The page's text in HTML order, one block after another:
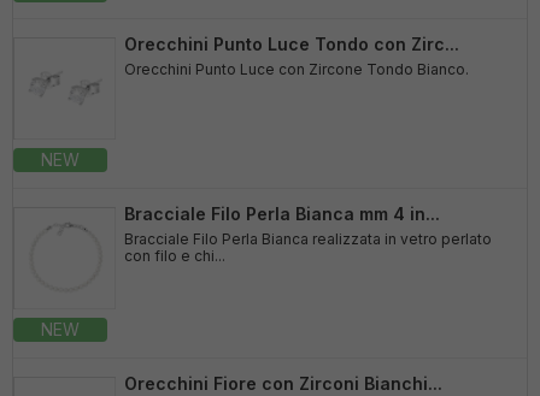
NEW
Orecchini Punto Luce Tondo con Zirc...
Orecchini Punto Luce con Zircone Tondo Bianco.
NEW
Bracciale Filo Perla Bianca mm 4 in...
Bracciale Filo Perla Bianca realizzata in vetro perlato
con filo e chi...
Orecchini Fiore con Zirconi Bianchi...